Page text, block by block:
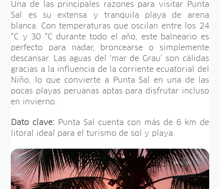
Una de las principales razones para visitar Punta
Sal es su extensa y tranquila playa de arena
blanca. Con temperaturas que oscilan entre los 24
°C y 30 °C durante todo el año, este balneario es
perfecto para nadar, broncearse o simplemente
descansar. Las aguas del ‘mar de Grau’ son cálidas
gracias a la influencia de la corriente ecuatorial del
Niño, lo que convierte a Punta Sal en una de las
pocas playas peruanas aptas para disfrutar incluso
en invierno.
Dato clave: Punta Sal cuenta con más de 6 km de
litoral ideal para el turismo de sol y playa.